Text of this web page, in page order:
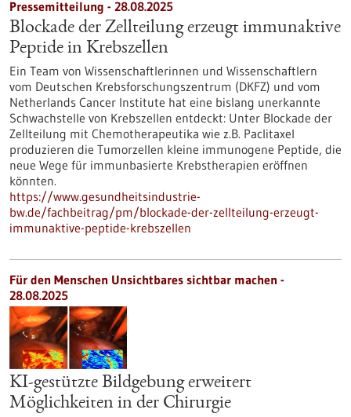
Pressemitteilung - 28.08.2025
Blockade der Zellteilung erzeugt immunaktive
Peptide in Krebszellen
Ein Team von Wissenschaftlerinnen und Wissenschaftlern
vom Deutschen Krebsforschungszentrum (DKFZ) und vom
Netherlands Cancer Institute hat eine bislang unerkannte
Schwachstelle von Krebszellen entdeckt: Unter Blockade der
Zellteilung mit Chemotherapeutika wie z.B. Paclitaxel
produzieren die Tumorzellen kleine immunogene Peptide, die
neue Wege für immunbasierte Krebstherapien eröffnen
könnten.
https://www.gesundheitsindustrie-
bw.de/fachbeitrag/pm/blockade-der-zellteilung-erzeugt-
immunaktive-peptide-krebszellen
Für den Menschen Unsichtbares sichtbar machen -
28.08.2025
KI-gestützte Bildgebung erweitert
Möglichkeiten in der Chirurgie